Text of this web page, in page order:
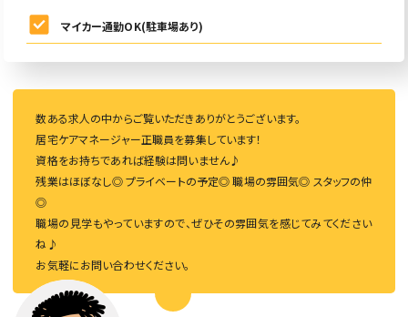
マイカー通勤OK(駐車場あり)
数ある求人の中からご覧いただきありがとうございます。
居宅ケアマネージャー正職員を募集しています！
資格をお持ちであれば経験は問いません♪
残業はほぼなし◎ プライベートの予定◎ 職場の雰囲気◎ スタッフの仲
◎
職場の見学もやっていますので、ぜひその雰囲気を感じてみてください
ね♪
お気軽にお問い合わせください。